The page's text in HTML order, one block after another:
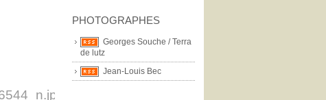
PHOTOGRAPHES
Georges Souche / Terra
de lutz
Jean-Louis Bec